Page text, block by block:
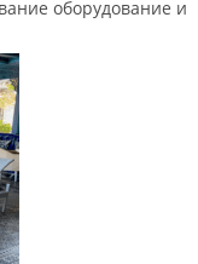
оборудование и